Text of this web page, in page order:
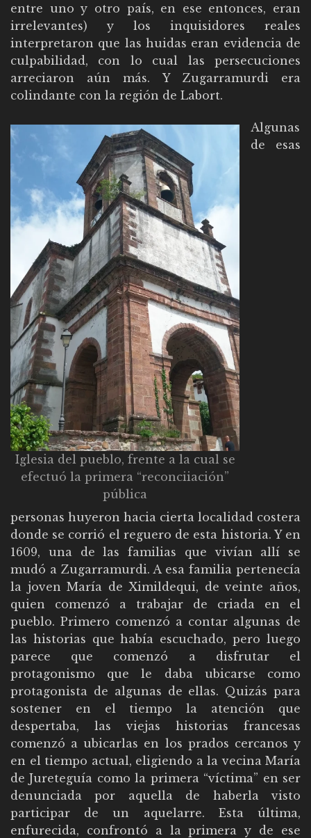
entre uno y otro país, en ese entonces, eran
irrelevantes) y los inquisidores reales
interpretaron que las huidas eran evidencia de
culpabilidad, con lo cual las persecuciones
arreciaron aún más. Y Zugarramurdi era
colindante con la región de Labort.
Iglesia del pueblo, frente a la cual se
efectuó la primera “reconciiación”
pública
Algunas
de esas
personas huyeron hacia cierta localidad costera
donde se corrió el reguero de esta historia. Y en
1609, una de las familias que vivían allí se
mudó a Zugarramurdi. A esa familia pertenecía
la joven María de Ximildequi, de veinte años,
quien comenzó a trabajar de criada en el
pueblo. Primero comenzó a contar algunas de
las historias que había escuchado, pero luego
parece que comenzó a disfrutar el
protagonismo que le daba ubicarse como
protagonista de algunas de ellas. Quizás para
sostener en el tiempo la atención que
despertaba, las viejas historias francesas
comenzó a ubicarlas en los prados cercanos y
en el tiempo actual, eligiendo a la vecina María
de Jureteguía como la primera “víctima” en ser
denunciada por aquella de haberla visto
participar de un aquelarre. Esta última,
enfurecida, confrontó a la primera y de ese